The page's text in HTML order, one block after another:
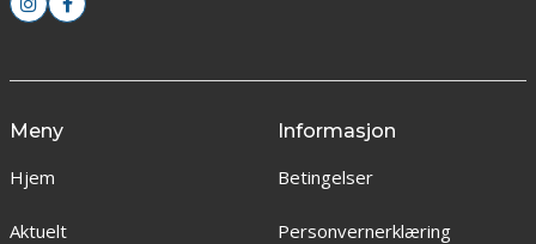
Meny
Hjem
Aktuelt
Informasjon
Betingelser
Personvernerklæring